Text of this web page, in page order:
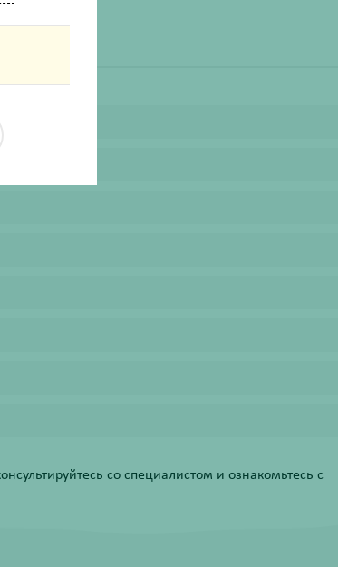
со специалистом и ознакомьтесь с